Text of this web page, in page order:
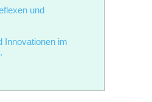
und
Innovationen im